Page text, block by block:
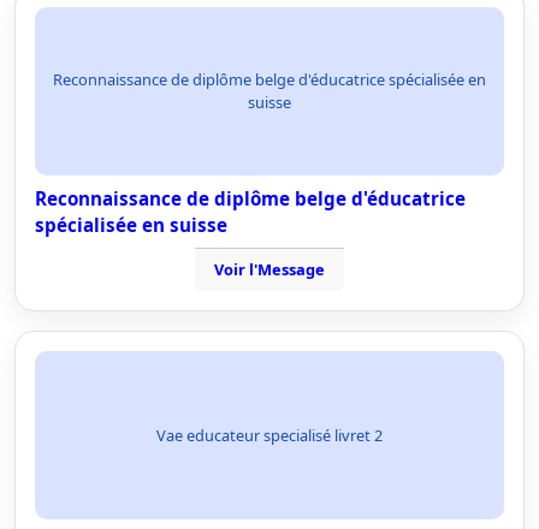
Reconnaissance de diplôme belge d'éducatrice spécialisée en
suisse
Reconnaissance de diplôme belge d'éducatrice
spécialisée en suisse
Voir l'Message
Vae educateur specialisé livret 2